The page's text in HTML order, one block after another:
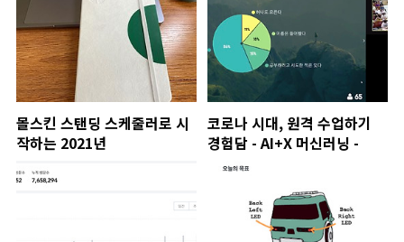
몰스킨 스탠딩 스케줄러로 시
작하는 2021년
코로나 시대, 원격 수업하기
경험담 - AI+X 머신러닝 -